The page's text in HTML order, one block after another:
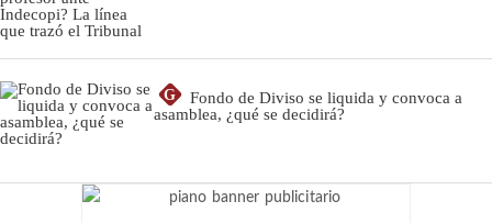
G
Fondo de Diviso se liquida y convoca a
asamblea, ¿qué se decidirá?